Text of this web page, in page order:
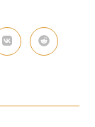
Opens
in
Opens
in